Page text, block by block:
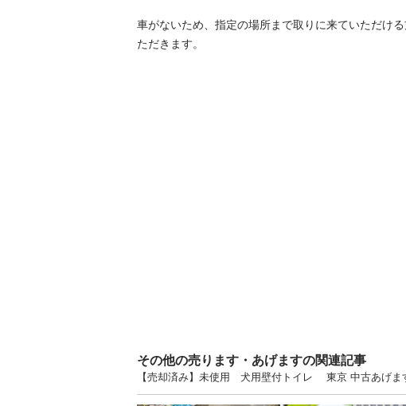
車がないため、指定の場所まで取りに来ていただけ
ただきます。
その他の売ります・あげますの関連記事
【売却済み】未使用 犬用壁付トイレ 東京 中古あげま